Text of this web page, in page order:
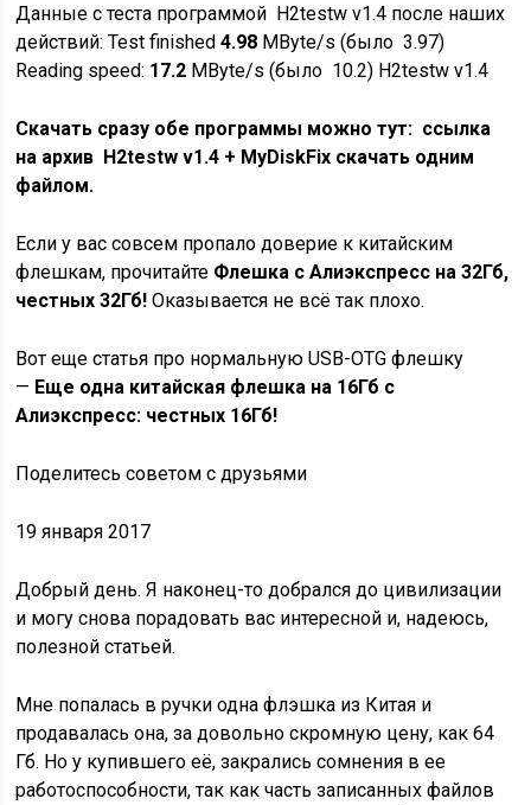
Данные с теста программой H2testw v1.4 после наших
действий: Test finished4.98 MByte/s (было 3.97)
Reading speed: 17.2 MByte/s (было 10.2) H2testw v1.4
Скачать сразу обе программы можно тут: ссылка
на архив H2testw v1.4 + MyDiskFix скачать одним
файлом.
Если у вас совсем пропало доверие к китайским
флешкам, прочитайте Флешка с Алиэкспресс на 32Гб,
честных 32Гб!Оказывается не всё так плохо.
Вот еще статья про нормальную USB-OTG флешку
— Еще одна китайская флешка на 16Гб с
Алиэкспресс: честных 16Гб!
Поделитесь советом с друзьями
19 января 2017
Добрый день. Я наконец-то добрался до цивилизации
и могу снова порадовать вас интересной и, надеюсь,
полезной статьей.
Мне попалась в ручки одна флэшка из Китая и
продавалась она, за довольно скромную цену, как 64
Гб. Но у купившего её, закрались сомнения в ее
работоспособности, так как часть записанных файлов